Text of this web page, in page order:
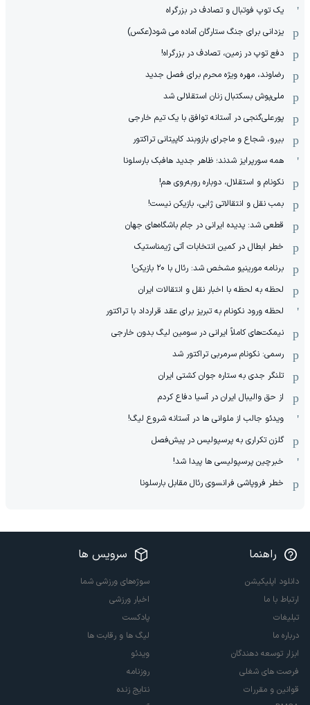
یک توپ فوتبال و تصادف در بزرگراه
یزدانی برای جنگ ستارگان آماده می شود(عکس)
دفع توپ در زمین، تصادف در بزرگراه!
رضاوند، مهره ویژه محرم برای فصل جدید
ملی‌پوش بسکتبال زنان استقلالی شد
پورعلی‌گنجی در آستانه توافق با یک تیم خارجی
بیرو، شجاع و ماجرای بازوبند کاپیتانی تراکتور
همه سورپرایز شدند؛ ظاهر جدید هافبک بارسلونا
نکونام و استقلال، دوباره روبه‌روی هم!
بمب نقل و انتقالاتی ژابی، بازیکن نیست!
قطعی شد: پدیده ایرانی در جام باشگاه‌های جهان
خطر ابطال در کمین انتخابات آتی ژیمناستیک
برنامه مورینیو مشخص شد: رئال با ۲۰ بازیکن!
لحظه به لحظه با اخبار نقل و انتقالات ایران
لحظه ورود نکونام به تبریز برای عقد قرارداد با تراکتور
نیمکت‌های کاملاً ایرانی در سومین لیگ بدون خارجی
رسمی: نکونام سرمربی تراکتور شد
تلنگر جدی به ستاره جوان کشتی ایران
از حق والیبال ایران در آسیا دفاع کردم
ویدئو جالب از ملوانی ها در آستانه شروع لیگ!
گلزن تکراری به پرسپولیس در پیش‌فصل
خبرچین پرسپولیسی ها پیدا شد!
خطر فروپاشی فرانسوی رئال مقابل بارسلونا
راهنما
دانلود اپلیکیشن
ارتباط با ما
تبلیغات
درباره ما
ابزار توسعه دهندگان
فرصت های شغلی
قوانین و مقررات
سرویس ها
سوژه‌های ورزشی شما
اخبار ورزشی
پادکست
لیگ ها و رقابت ها
ویدئو
روزنامه
نتایج زنده